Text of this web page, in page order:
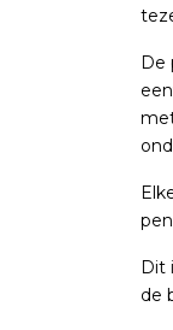
De
Dit
de